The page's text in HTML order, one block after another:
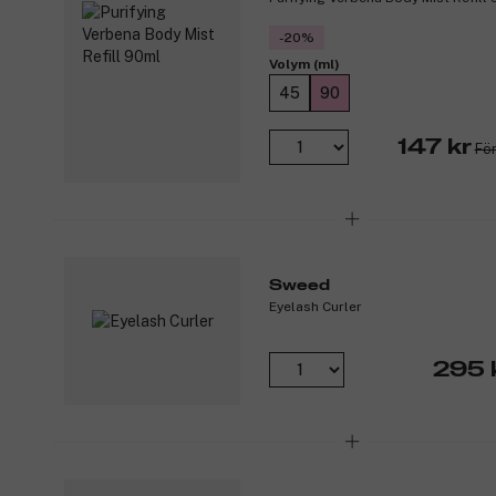
-20%
Volym (ml)
45 90
147 kr
Sweed
Eyelash Curler
295